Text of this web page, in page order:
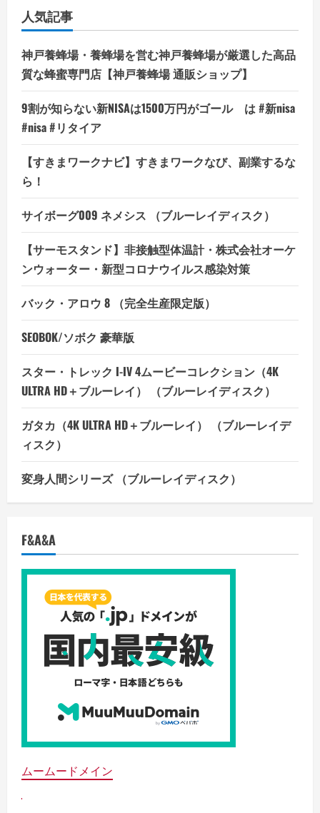
人気記事
神戸養蜂場・養蜂場を営む神戸養蜂場が厳選した高品
質な蜂蜜専門店【神戸養蜂場 通販ショップ】
9割が知らない新NISAは1500万円がゴール は #新nisa
#nisa #リタイア
【すきまワークナビ】すきまワークなび、副業するな
ら！
サイボーグ009 ネメシス （ブルーレイディスク）
【サーモスタンド】非接触型体温計・株式会社オーケ
ンウォーター・新型コロナウイルス感染対策
バック・アロウ 8 （完全生産限定版）
SEOBOK/ソボク 豪華版
スター・トレック I-IV 4ムービーコレクション（4K
ULTRA HD＋ブルーレイ） （ブルーレイディスク）
ガタカ（4K ULTRA HD＋ブルーレイ） （ブルーレイデ
ィスク）
変身人間シリーズ （ブルーレイディスク）
F&A&A
ムームードメイン